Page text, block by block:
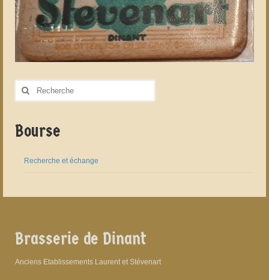
Rechercher
Bourse
Recherche et échange
Brasserie de Dinant
Anciens Etablissements Laurent et Stévenart